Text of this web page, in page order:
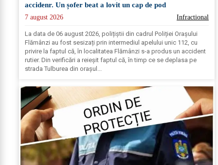
accidenr. Un șofer beat a lovit un cap de pod
7 august 2026 Infractional
La data de 06 august 2026, polițiștii din cadrul Poliției Orașului
Flămânzi au fost sesizați prin intermediul apelului unic 112, cu
privire la faptul că, în localitatea Flămânzi s-a produs un accident
rutier. Din verificări a reieșit faptul că, în timp ce se deplasa pe
strada Tulburea din orașul...